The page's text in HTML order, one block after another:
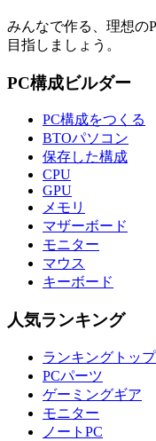
みんなで作る、理想の
目指しましょう。
PC構成ビルダー
PC構成をつくる
BTOパソコン
保存した構成
CPU
GPU
メモリ
マザーボード
モニター
マウス
キーボード
人気ランキング
ランキングトップ
PCパーツ
ゲーミングギア
モニター
ノートPC